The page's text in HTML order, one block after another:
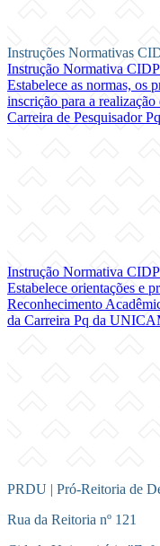
Instruções Normativas
Instrução Normativa
Estabelece as normas, os
inscrição para a
Carreira de Pesquisador
Instrução Normativa
Estabelece orientações e
Reconhecimento
da Carreira Pq da
PRDU | Pró-Reitoria de
Rua da Reitoria nº 121